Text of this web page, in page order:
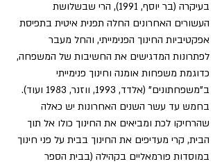
בעיקרה (בר יוסף, 1991), הרי שבשלושת
העשורים האחרונים החלה תפנית איטית בתפיסת
אפקטיביות החינוך הפנימייתי, והחל מעבר
לפתרונות המדגישים את החשיבות של המשפחה,
כדוגמת משפחות אומנה וחינוך פנימייתי
ב"משפחתונים" (אלדד, 1993, ווזנר, 1983 ועוד).
בחמש עד עשר השנים האחרונות יש כאלה
שהרחיקו לכת ומביאים את החינוך כולו אל תוך
הבית, קרי מעדיפים את החינוך בבית על פני חינוך
במוסדות פורמאליים בקהילה (בבית הספר